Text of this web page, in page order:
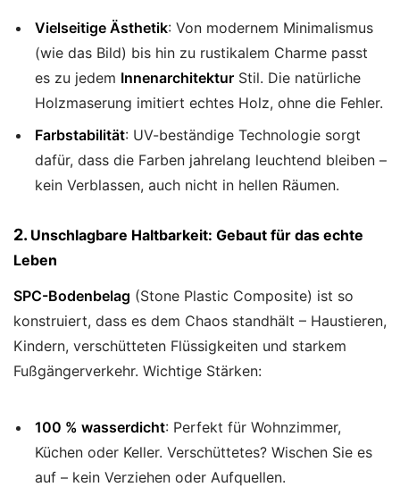
Vielseitige Ästhetik: Von modernem Minimalismus
(wie das Bild) bis hin zu rustikalem Charme passt
es zu jedem Innenarchitektur Stil. Die natürliche
Holzmaserung imitiert echtes Holz, ohne die Fehler.
Farbstabilität: UV-beständige Technologie sorgt
dafür, dass die Farben jahrelang leuchtend bleiben –
kein Verblassen, auch nicht in hellen Räumen.
2. Unschlagbare Haltbarkeit: Gebaut für das echte
Leben
SPC-Bodenbelag (Stone Plastic Composite) ist so
konstruiert, dass es dem Chaos standhält – Haustieren,
Kindern, verschütteten Flüssigkeiten und starkem
Fußgängerverkehr. Wichtige Stärken:
100 % wasserdicht: Perfekt für Wohnzimmer,
Küchen oder Keller. Verschüttetes? Wischen Sie es
auf – kein Verziehen oder Aufquellen.